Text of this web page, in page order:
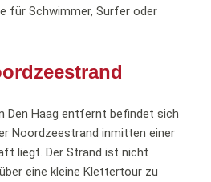
für Schwimmer, Surfer oder
Den Haag entfernt befindet sich
Noordzeestrand inmitten einer
liegt. Der Strand ist nicht
eine kleine Klettertour zu